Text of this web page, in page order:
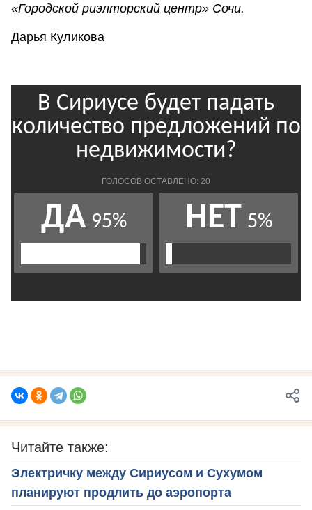
«Городской риэлторский центр» Сочи.
Дарья Куликова
Читайте также:
Электричку между Сириусом и Сухумом
планируют продлить до аэропорта